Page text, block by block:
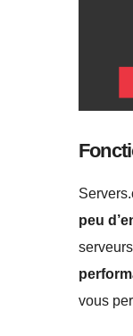
peu
vous